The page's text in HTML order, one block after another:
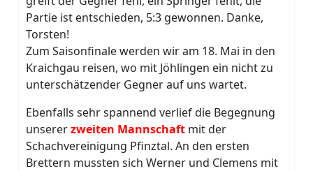
Partie ist entschieden, 5:3 gewonnen. Danke,
Torsten!
Zum Saisonfinale werden wir am 18. Mai in den
Kraichgau reisen, wo mit Jöhlingen ein nicht zu
unterschätzender Gegner auf uns wartet.
Ebenfalls sehr spannend verlief die Begegnung
unsererzweiten Mannschaft mit der
Schachvereinigung Pfinztal. An den ersten
Brettern mussten sich Werner und Clemens mit